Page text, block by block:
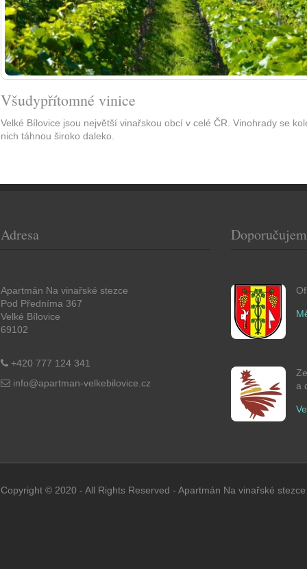
Všudypřítomné vinice
Velké Bílovice jsou největší vinařskou obcí v celé ČR. Vinohrady se
nich táhnou široko daleko.
Adresa
Apartmán Na vinařské stezce
Pod Předníma 367
Velké Bílovice
69102
+420 777 124 341
info@apartman-velkebilovice.cz
a
Copyright © 2020 - All Rights Reserved - Apartmán Na vinařské stezce